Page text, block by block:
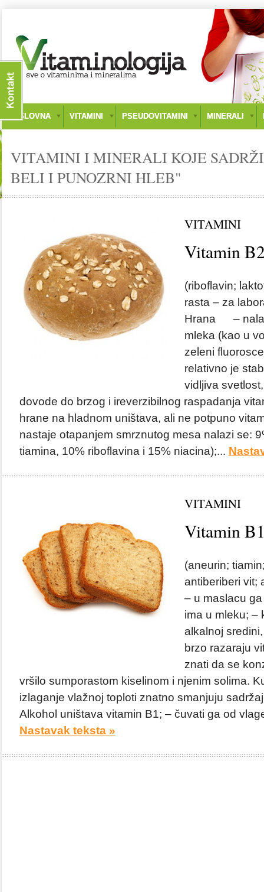
NASLOVNA VITAMINI PSEUDOVITAMINI MINERALI
VITAMINI I MINERALI KOJE
BELI I PUNOZRNI HLEB"
VITAMINI
Vitamin
(riboflavin;
rasta – za
Hrana –
mleka (kao u
zeleni
relativno je
vidljiva
dovode do brzog i ireverzibilnog raspadanja
hrane na hladnom uništava, ali ne potpuno
nastaje otapanjem smrznutog mesa nalazi se:
tiamina, 10% riboflavina i 15% niacina);...
VITAMINI
Vitamin
(aneurin;
antiberiberi vit;
– u maslacu
ima u mleku; –
alkalnoj
brzo razaraju
znati da se
vršilo sumporastom kiselinom i njenim solima.
izlaganje vlažnoj toploti znatno smanjuju
Alkohol uništava vitamin B1; – čuvati ga od
Nastavak teksta »